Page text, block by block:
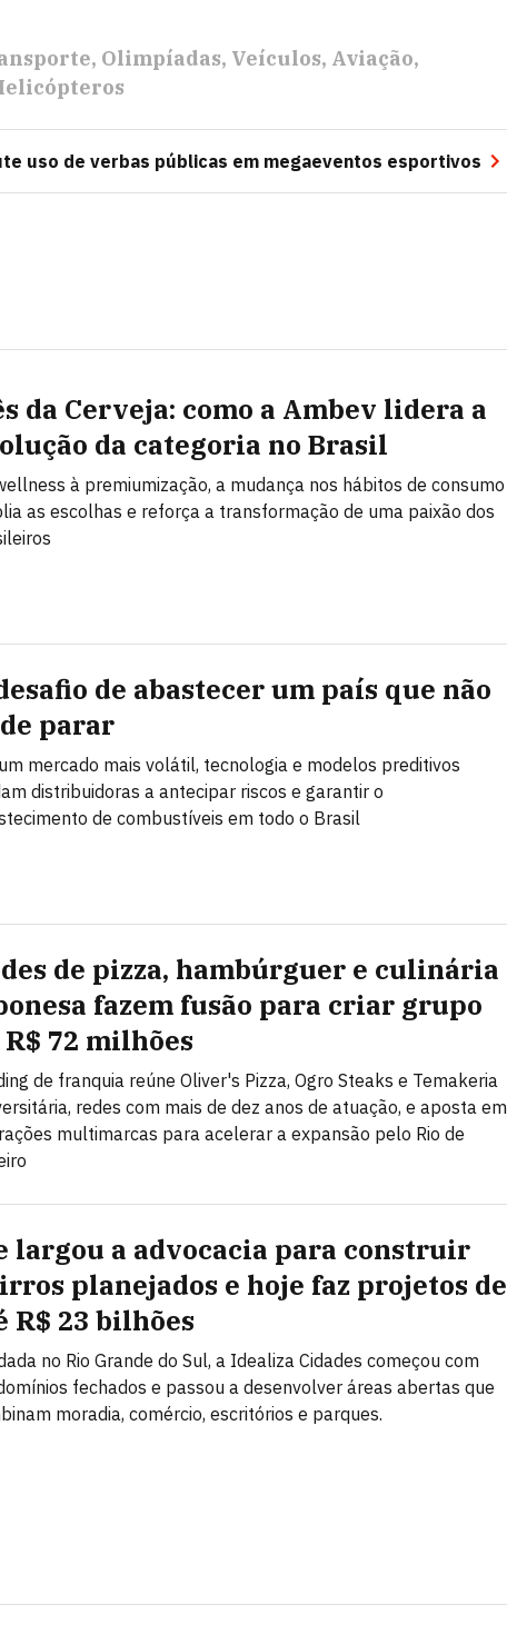
Olimpíadas Veículos Aviação
uso de verbas públicas em megaeventos esportivos
da Cerveja: como a Ambev lidera a
da categoria no Brasil
à premiumização, a mudança nos hábitos de consumo
as escolhas e reforça a transformação de uma paixão dos
de abastecer um país que não
parar
mercado mais volátil, tecnologia e modelos preditivos
distribuidoras a antecipar riscos e garantir o
de combustíveis em todo o Brasil
de pizza, hambúrguer e culinária
fazem fusão para criar grupo
R$ 72 milhões
de franquia reúne Oliver's Pizza, Ogro Steaks e Temakeria
redes com mais de dez anos de atuação, e aposta em
multimarcas para acelerar a expansão pelo Rio de
largou a advocacia para construir
planejados e hoje faz projetos de
R$ 23 bilhões
no Rio Grande do Sul, a Idealiza Cidades começou com
fechados e passou a desenvolver áreas abertas que
moradia, comércio, escritórios e parques.